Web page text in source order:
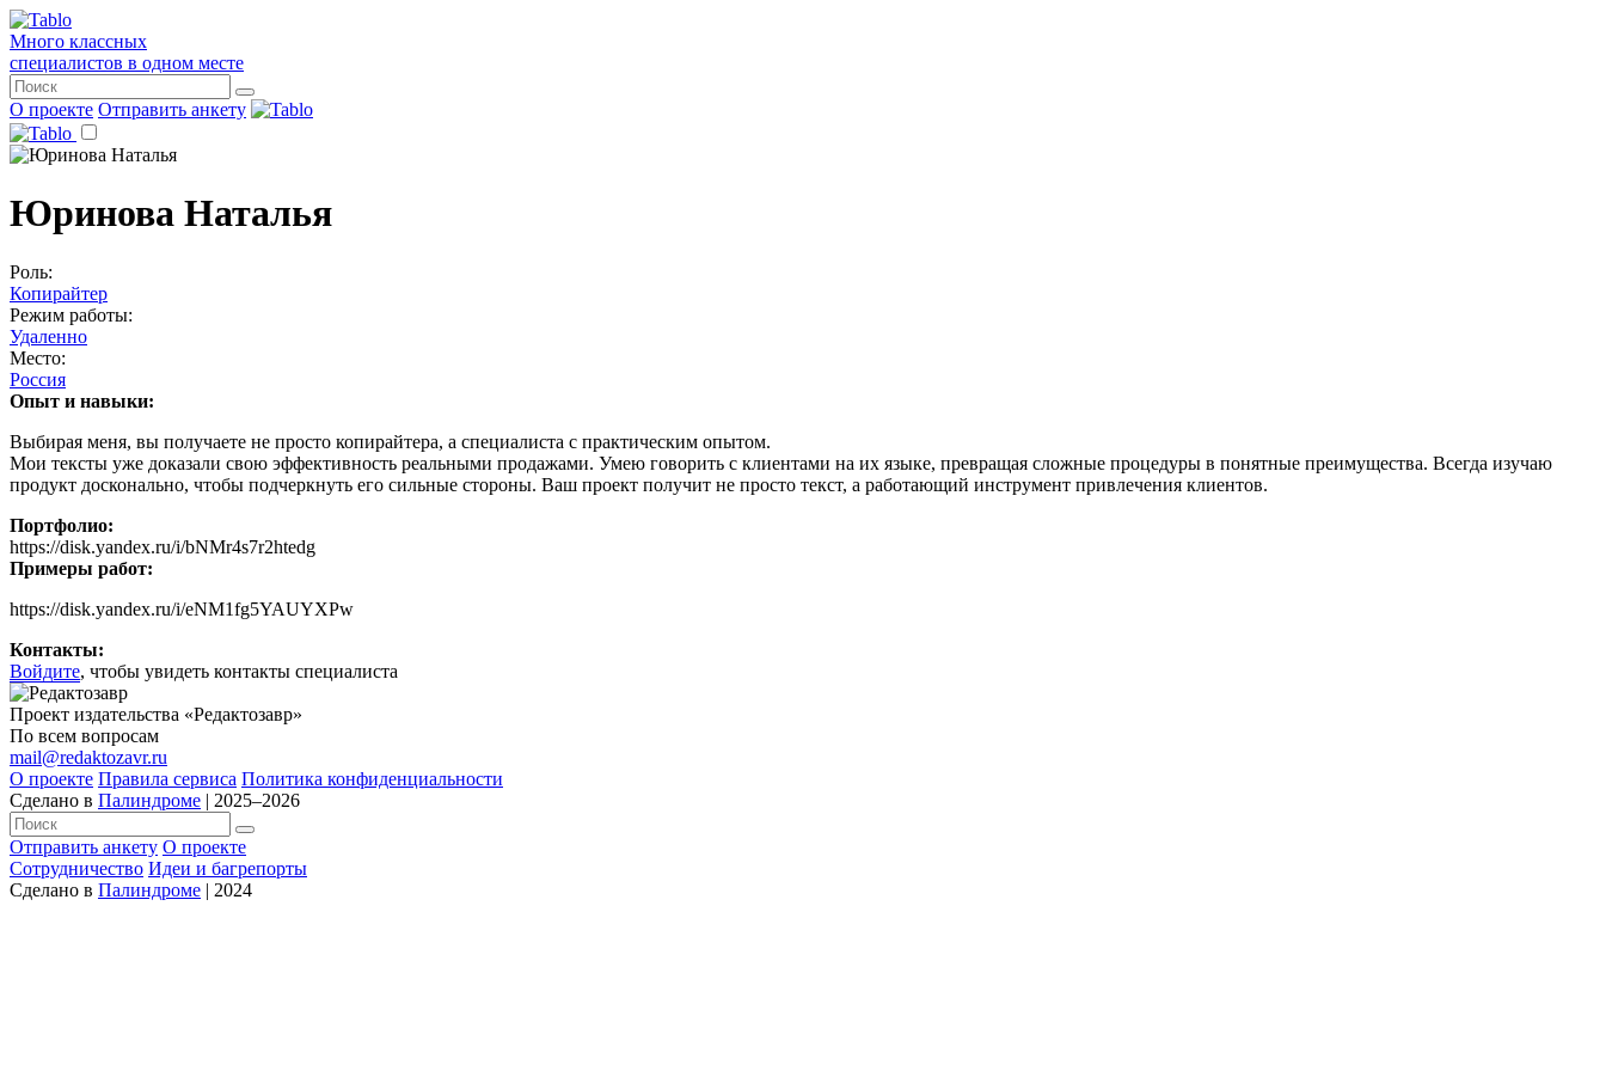
Много классных
специалистов в одном месте
О проекте Отправить анкету
Юринова Наталья
Роль:
Копирайтер
Режим работы:
Удаленно
Место:
Россия
Опыт и навыки:
Выбирая меня, вы получаете не просто копирайтера, а специалиста с практическим опытом.
Мои тексты уже доказали свою эффективность реальными продажами. Умею говорить с клиентами на их языке, превращая сложные процедуры в понятные преимущества. Всегда изучаю
продукт досконально, чтобы подчеркнуть его сильные стороны. Ваш проект получит не просто текст, а работающий инструмент привлечения клиентов.
Портфолио:
https://disk.yandex.ru/i/bNMr4s7r2htedg
Примеры работ:
https://disk.yandex.ru/i/eNM1fg5YAUYXPw
Контакты:
Войдите, чтобы увидеть контакты специалиста
Проект издательства «Редактозавр»
По всем вопросам
mail@redaktozavr.ru
О проекте Правила сервиса Политика конфиденциальности
Сделано в Палиндроме | 2025–2026
Отправить анкету О проекте
Сотрудничество Идеи и багрепорты
Сделано в Палиндроме | 2024